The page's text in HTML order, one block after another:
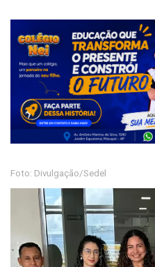
Foto: Divulgação/Sedel